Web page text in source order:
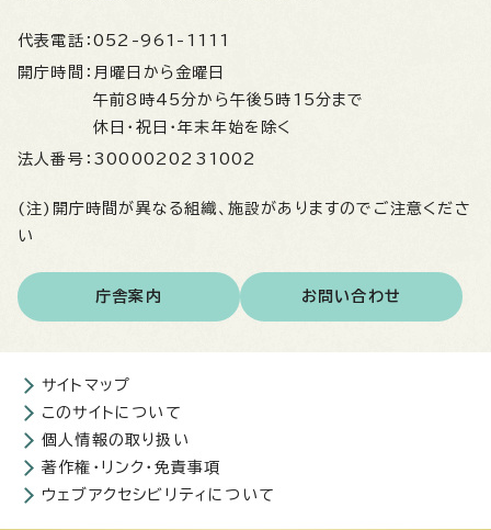
代表電話： 052-961-1111
開庁時間： 月曜日から金曜日
午前8時45分から午後5時15分まで
休日・祝日・年末年始を除く
法人番号： 3000020231002
(注)開庁時間が異なる組織、施設がありますのでご注意くださ
い
庁舎案内 お問い合わせ
サイトマップ
このサイトについて
個人情報の取り扱い
著作権・リンク・免責事項
ウェブアクセシビリティについて